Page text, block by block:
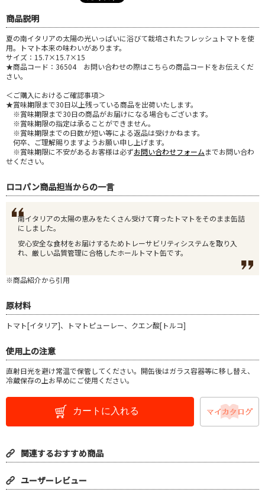
商品説明
夏の南イタリアの太陽の光いっぱいに浴びて栽培されたフレッシュトマトを使
用。トマト本来の味わいがあります。
サイズ：15.7×15.7×15
★商品コード：36504 お問い合わせの際はこちらの商品コードをお伝えくだ
さい。
＜ご購入におけるご確認事項＞
★賞味期限まで30日以上残っている商品を出荷いたします。
※賞味期限まで30日の商品がお届けになる場合もございます。
※賞味期限の指定は承ることができません。
※賞味期限までの日数が短い等による返品は受けかねます。
何卒、ご理解賜りますようお願い申し上げます。
※賞味期限に不安があるお客様は必ずお問い合わせフォームまでお問い合わ
せください。
ロコパン商品担当からの一言
南イタリアの太陽の恵みをたくさん受けて育ったトマトをそのまま缶詰
にしました。
安心安全な食材をお届けするためトレーサビリティシステムを取り入
れ、厳しい品質管理に合格したホールトマト缶です。
※商品紹介から引用
原材料
トマト[イタリア]、トマトピューレー、クエン酸[トルコ]
使用上の注意
直射日光を避け常温で保管してください。開缶後はガラス容器等に移し替え、
冷蔵保存の上お早めにご使用ください。
カートに入れる
関連するおすすめ商品
ユーザーレビュー